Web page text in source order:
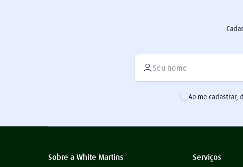
Ao me cadastrar,
Sobre a White Martins Serviços